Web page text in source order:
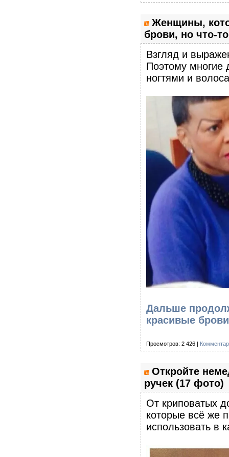
Женщины,
брови, но что-
Взгляд и
Поэтому многие
ногтями и
Дальше
красивые
Просмотров: 2 426 |
Откройте
ручек (17 фото)
От криповатых
которые всё же
использовать в